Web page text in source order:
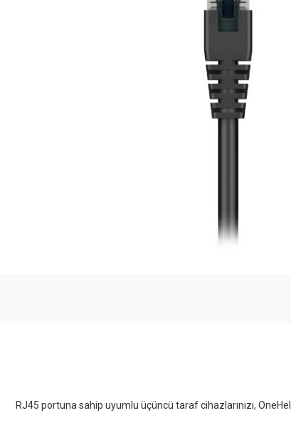
RJ45 portuna sahip uyumlu üçüncü taraf cihazlarınızı,